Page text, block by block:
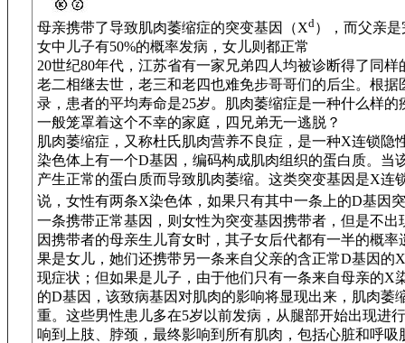
母亲携带了导致肌肉萎缩症的突变基因（Xd），而父亲
女中儿子有50%的概率发病，女儿则都正常
20世纪80年代，江苏省有一家兄弟四人均被诊断得了同
老二相继去世，老三和老四也难免步哥哥们的后尘。根据
录，患者的平均寿命是25岁。肌肉萎缩症是一种什么样的
一般笼罩着这个不幸的家庭，四兄弟无一逃脱？
肌肉萎缩症，又称杜氏肌肉营养不良症，是一种X连锁隐
染色体上有一个D基因，编码构成肌肉组织的蛋白质。当
产生正常的蛋白质而导致肌肉萎缩。这类突变基因是X连
说，女性有两条X染色体，如果只有其中一条上的D基因
一条携带正常基因，则女性为突变基因携带者，但是不出
因携带者的母亲生儿育女时，其子女后代都有一半的概率
果是女儿，她们还携带另一条来自父亲的含正常D基因的
现症状；但如果是儿子，由于他们只有一条来自母亲的X
的D基因，该致病基因对肌肉的影响将显现出来，肌肉萎
重。这些男性患儿多在5岁以前发病，从腿部开始出现进
响到上肢、脖颈，最终影响到所有肌肉，包括心脏和呼吸